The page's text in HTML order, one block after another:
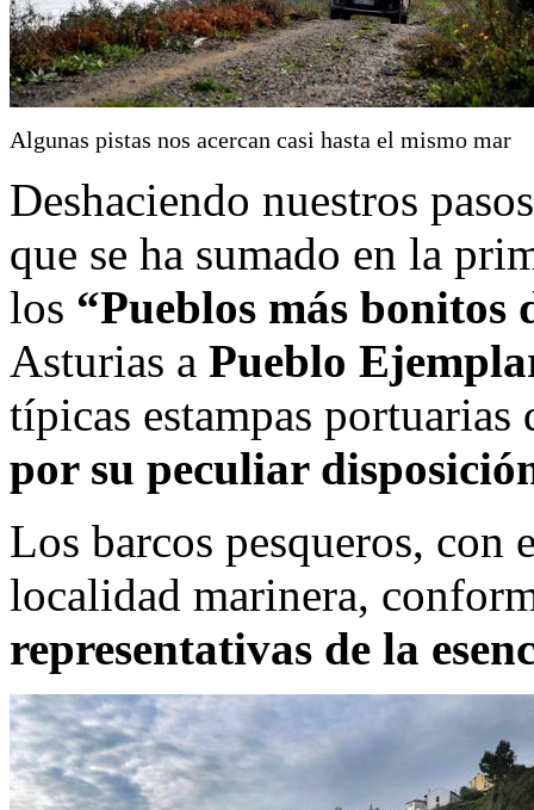
Algunas pistas nos acercan casi hasta el mismo mar
Deshaciendo nuestros
que se ha sumado en la
los “Pueblos más bonitos
Asturias a Pueblo
típicas estampas
por su peculiar
Los barcos pesqueros, con
localidad marinera,
representativas de la